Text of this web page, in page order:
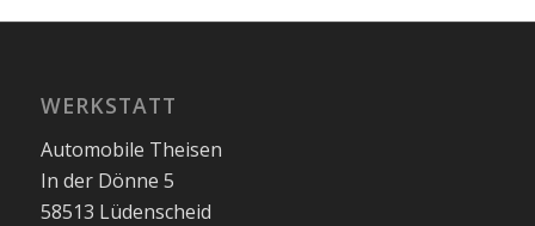
WERKSTATT
Automobile Theisen
In der Dönne 5
58513 Lüdenscheid